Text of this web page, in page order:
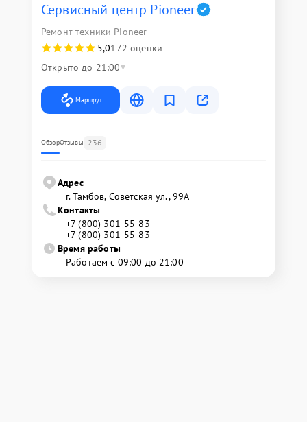
Сервисный центр Pioneer
Ремонт техники Pioneer
5,0172 оценки
Открыто до 21:00
Маршрут
ОбзорОтзывы 236
Адрес
г. Тамбов, Советская ул., 99А
Контакты
+7 (800) 301-55-83
+7 (800) 301-55-83
Время работы
Работаем с 09:00 до 21:00